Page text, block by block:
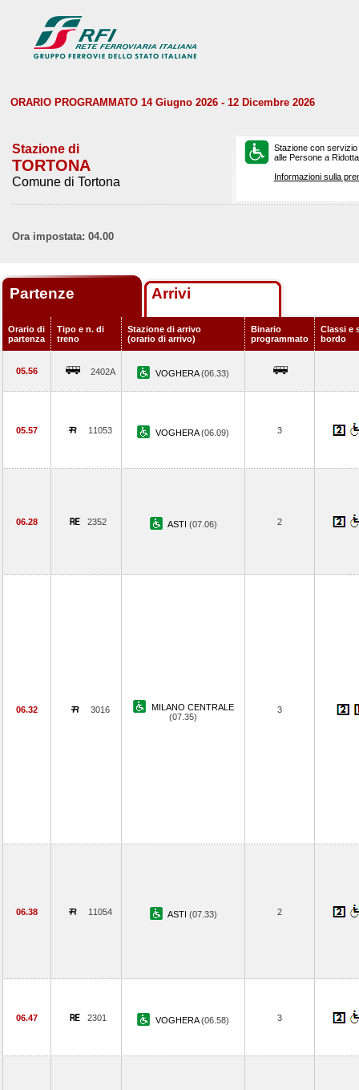
ORARIO PROGRAMMATO 14 Giugno 2026 - 12 Dicembre 2026
Stazione di
TORTONA
Comune di Tortona
Stazione con
alle Persone a
Informazioni sulla
Ora impostata: 04.00
Partenze Arrivi
Orario di
partenza
Tipo e n. di
treno
Stazione di arrivo
(orario di arrivo)
Binario
programmato
Classi e
bordo
05.56 2402A VOGHERA(06.33)
05.57 11053 VOGHERA(06.09) 3
06.28 2352 ASTI (07.06) 2
06.32 3016
MILANO CENTRALE
(07.35)
3
06.38 11054 ASTI (07.33) 2
06.47 2301 VOGHERA(06.58) 3